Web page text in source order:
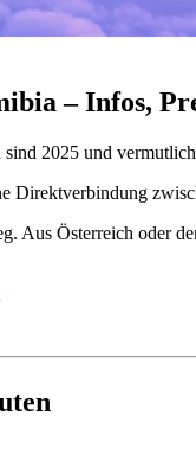
– Infos,
2025 und
Direktverbindung
Aus Österreich oder